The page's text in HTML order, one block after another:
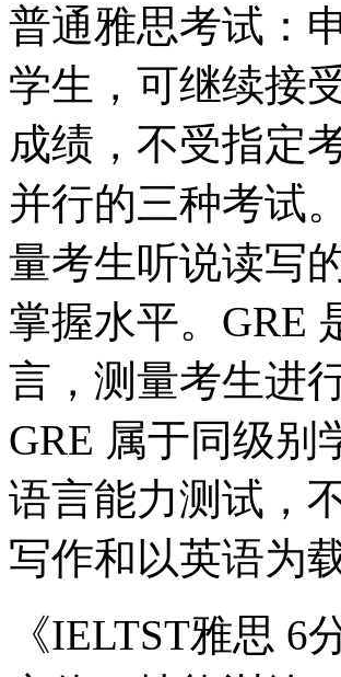
普通雅思考试：
学生，可继续接
成绩，不受指定
并行的三种考试
量考生听说读写
掌握水平。GRE
言，测量考生进
GRE 属于同级别
语言能力测试，
写作和以英语为
《IELTST雅思